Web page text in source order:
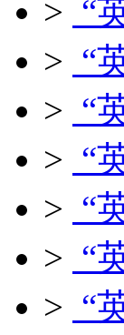
> “
> “
> “
> “
> “
> “
> “